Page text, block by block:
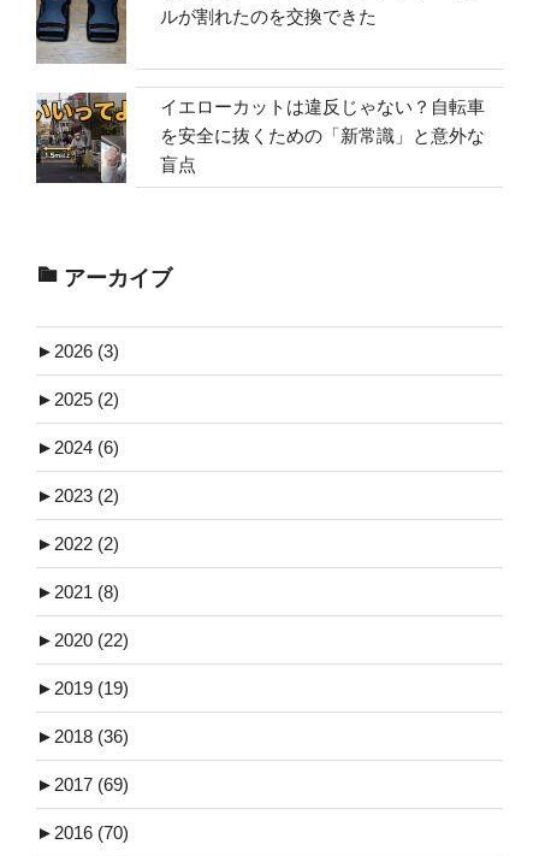
ルが割れたのを交換できた
イエローカットは違反じゃない？自転車
を安全に抜くための「新常識」と意外な
盲点
アーカイブ
► 2026 (3)
► 2025 (2)
► 2024 (6)
► 2023 (2)
► 2022 (2)
► 2021 (8)
► 2020 (22)
► 2019 (19)
► 2018 (36)
► 2017 (69)
► 2016 (70)